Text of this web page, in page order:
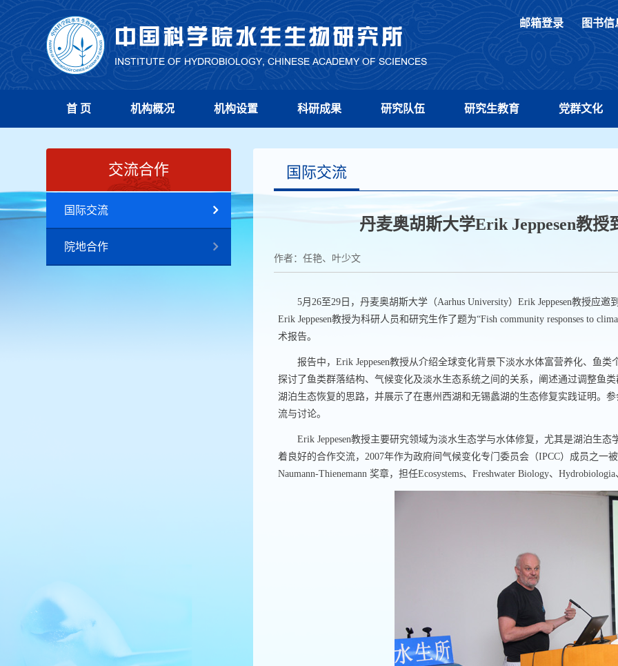
邮箱登录 图书信
首 页 机构概况 机构设置 科研成果 研究队伍 研究生教育 党群文化
交流合作
国际交流
院地合作
国际交流
丹麦奥胡斯大学Erik Jeppesen教授
作者：任艳、叶少文
5月 26至29 日，丹麦奥胡斯大学（Aarhus University） Erik Jeppesen教授应邀
Erik Jeppesen教授为科研人员和研究生作了题为“Fish community responses to
术报告。
报告中， Erik Jeppesen教授从介绍全球变化背景下淡水水体富营养化、鱼
探讨了鱼类群落结构、气候变化及淡水生态系统之间的关系，阐述通过调整鱼
湖泊生态恢复的思路，并展示了在惠州西湖和无锡蠡湖的生态修复实践证明。
流与讨论。
Erik Jeppesen教授主要研究领域为淡水生态学与水体修复，尤其是湖泊生
着良好的合作交流， 2007年作为政府间气候变化专门委员会（IPCC）成员之一
Naumann-Thienemann 奖章，担任Ecosystems、 Freshwater Biology、 Hydrobiologia